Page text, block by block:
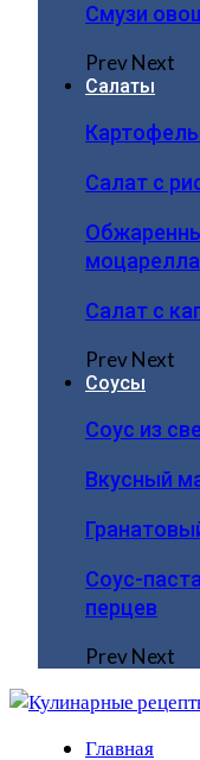
Смузи
PrevNext
Салаты
Салат с
моцарелла
Салат с
PrevNext
Соусы
Соус из
Вкусный
Соус-
перцев
PrevNext
Главная